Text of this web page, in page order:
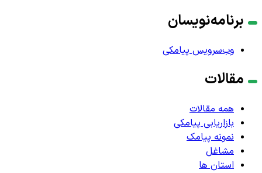
برنامه‌نویسان
وب‌سرویس پیامکی
مقالات
همه مقالات
بازاریابی پیامکی
نمونه پیامک
مشاغل
استان ها